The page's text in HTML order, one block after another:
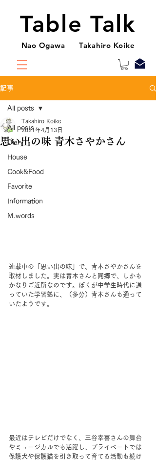
Table Talk
Nao Ogawa Takahiro Koike
記事
All posts
Diary
House
Cook&Food
Favorite
Information
M.words
All posts
思い出の味 青木さやかさん
Takahiro Koike
2021年4月13日
連載中の「思い出の味」で、青木さやかさんを
取材しました。実は青木さんと同郷で、しかも
かなりご近所なのです。ぼくが中学生時代に通
っていた学習塾に、（多分）青木さんも通って
いたようです。
最近はテレビだけでなく、三谷幸喜さんの舞台
やミュージカルでも活躍し、プライベートでは
保護犬や保護猫を引き取って育てる活動も続け